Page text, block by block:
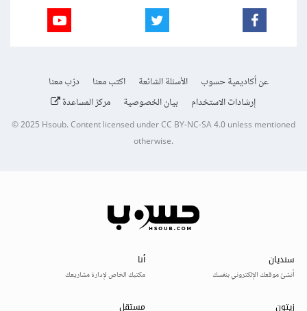
عن أكاديمية حسوب الأسئلة الشائعة اكتب معنا
درّب معنا
إرشادات الاستخدام
بيان الخصوصية مركز المساعدة
© 2025Hsoub.Content licensed underCC BY-NC-SA 4.0unless mentioned
otherwise.